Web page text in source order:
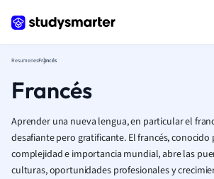
ResumenesFrancés
Francés
Aprender una nueva lengua, en particular el
desafiante pero gratificante. El francés, conocido
complejidad e importancia mundial, abre las
culturas, oportunidades profesionales y